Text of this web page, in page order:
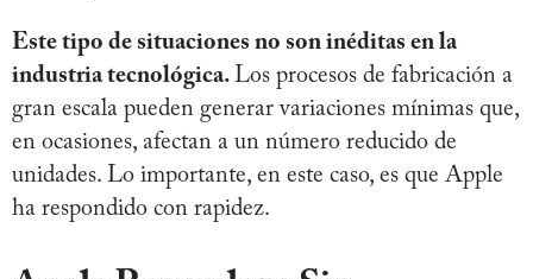
Este tipo de situaciones no son inéditas en la
industria tecnológica. Los procesos de fabricación a
gran escala pueden generar variaciones mínimas que,
en ocasiones, afectan a un número reducido de
unidades. Lo importante, en este caso, es que Apple
ha respondido con rapidez.